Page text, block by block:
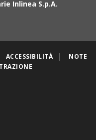
Inlinea S.p.A.
ACCESSIBILITÀ |
NOTE